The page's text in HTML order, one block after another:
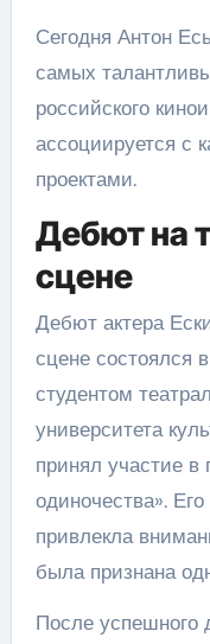
Сегодня Антон
самых
российского
ассоциируется с
проектами.
Дебют на
сцене
Дебют актера
сцене состоялся
студентом
университета
принял участие в
одиночества».
привлекла
была признана
После успешного